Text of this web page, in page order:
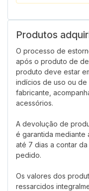
Produtos
O processo de
após o produto de
produto deve estar
indícios de uso ou
fabricante,
acessórios.
A devolução de
é garantida mediante
até 7 dias a contar
pedido.
Os valores dos
ressarcidos